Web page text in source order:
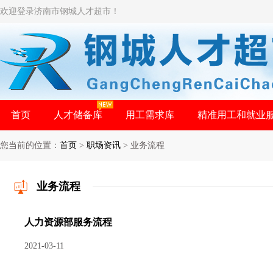
欢迎登录济南市钢城人才超市！
首页 人才储备库 用工需求库 精准用工和就业
您当前的位置： 首页 > 职场资讯 > 业务流程
业务流程
人力资源部服务流程
2021-03-11